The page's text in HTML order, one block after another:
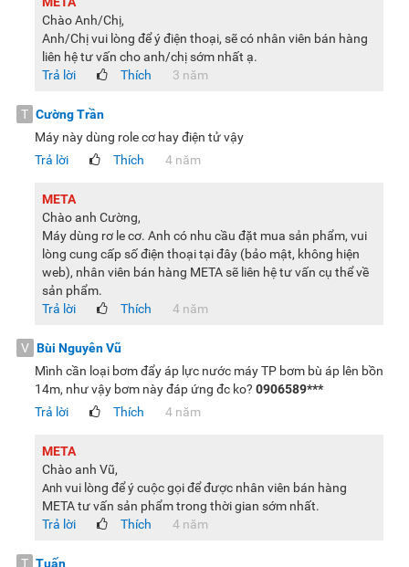
Lưu ý:Hình ảnh sản phẩm chỉ có tính chất minh họa, chi tiết
sản phẩm, màu sắc có thể thay đổi tùy theo sản phẩm thực
Chào Anh/Chị,
Anh/Chị vui lòng để ý điện thoại, sẽ có nhân viên bán hàng
liên hệ tư vấn cho anh/chị sớm nhất ạ.
Trả lời
Thích 3 năm
T Cường Trần
Máy này dùng role cơ hay điện tử vậy
Trả lời
Thích 4 năm
META
Chào anh Cường,
Máy dùng rơ le cơ. Anh có nhu cầu đặt mua sản phẩm, vui
lòng cung cấp số điện thoại tại đây (bảo mật, không hiện
web), nhân viên bán hàng META sẽ liên hệ tư vấn cụ thể về
sản phẩm.
Trả lời
Thích 4 năm
V Bùi Nguyên Vũ
Mình cần loại bơm đẩy áp lực nước máy TP bơm bù áp lên bồn
14m, như vậy bơm này đáp ứng đc ko? 0906589***
Trả lời
Thích 4 năm
META
Chào anh Vũ,
Anh vui lòng để ý cuộc gọi để được nhân viên bán hàng
META tư vấn sản phẩm trong thời gian sớm nhất.
Trả lời
Thích 4 năm
T Tuấn